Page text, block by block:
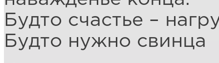
Будто счастье –
Будто нужно свинца